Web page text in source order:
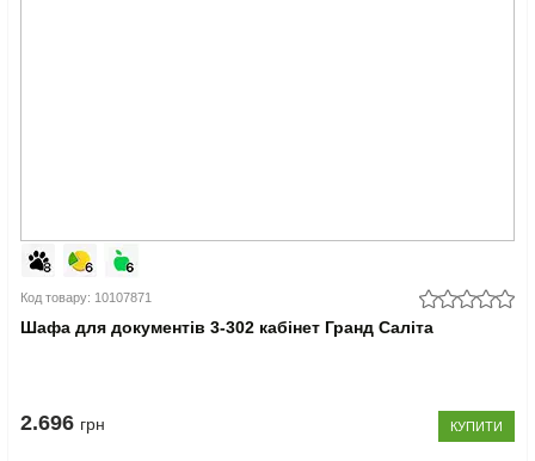
Код товару: 10107871
Шафа для документів 3-302 кабінет Гранд Саліта
2.696 грн КУПИТИ